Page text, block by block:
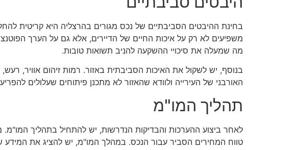
בחינת ההיבטים הסביבתיים של נכס מגורים בהרצליה היא קריטית
משפיעים לא רק על איכות החיים של הדיירים, אלא גם על הערך
מה שמעלה את סיכויי ההשקעה להניב תשואות טובות.
בנוסף, יש לשקול את האיכות הסביבתית באזור. רמות זיהום אוויר, רעש,
האורבני של העירייה ולוודא שהאזור לא מתכנן פיתוחים שעלולים
תהליך המו"מ
לאחר ביצוע ההערכות והבדיקות הנדרשות, יש להתחיל בתהליך
טווח המחירים הסביר עבור הנכס. במהלך המו"מ, יש להציג את